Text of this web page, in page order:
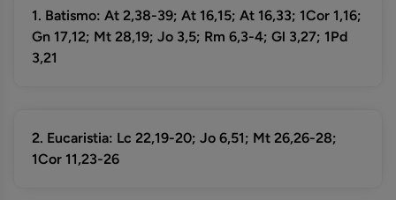
1. Batismo: At 2,38-39; At 16,15; At 16,33; 1Cor 1,16;
Gn 17,12; Mt 28,19; Jo 3,5; Rm 6,3-4; Gl 3,27; 1Pd
3,21
2. Eucaristia: Lc 22,19-20; Jo 6,51; Mt 26,26-28;
1Cor 11,23-26